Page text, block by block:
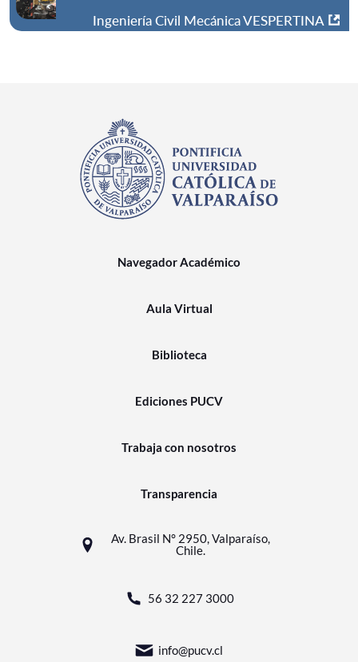
Ingeniería Civil Mecánica VESPERTINA
Navegador Académico
Aula Virtual
Biblioteca
Ediciones PUCV
Trabaja con nosotros
Transparencia
Av. Brasil N° 2950, Valparaíso,
Chile.
56 32 227 3000
info@pucv.cl